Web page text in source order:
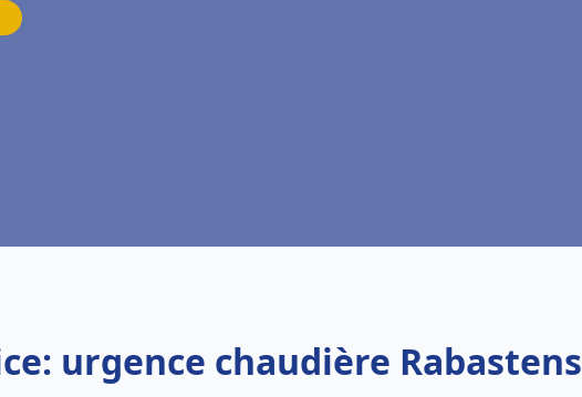
urgence chaudière Rabastens